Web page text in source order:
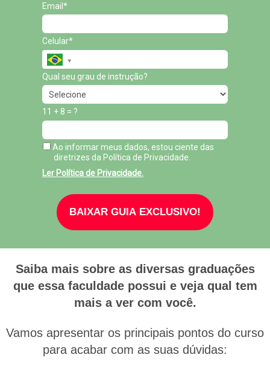
Email*
Celular*
Qual seu grau de instrução?
11 + 8 = ?
Ao informar meus dados, estou ciente das
diretrizes da Política de Privacidade.
Ler Política de Privacidade.
BAIXAR GUIA EXCLUSIVO!
Saiba mais sobre as diversas graduações
que essa faculdade possui e veja qual tem
mais a ver com você.
Vamos apresentar os principais pontos do curso
para acabar com as suas dúvidas: